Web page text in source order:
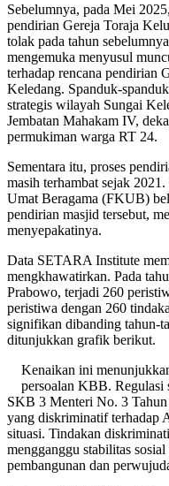
Sebelumnya, pada Mei
pendirian Gereja Toraja
tolak pada tahun
mengemuka menyusul
terhadap rencana pendirian
Keledang. Spanduk-
strategis wilayah Sungai
Jembatan Mahakam IV,
permukiman warga RT 24.
Sementara itu, proses
masih terhambat sejak
Umat Beragama (FKUB)
pendirian masjid tersebut,
menyepakatinya.
Data SETARA Institute
mengkhawatirkan. Pada
Prabowo, terjadi 260
peristiwa dengan 260
signifikan dibanding tahun-
ditunjukkan grafik berikut.
Kenaikan ini
persoalan KBB. Regulasi
SKB 3 Menteri No. 3 Tahun
yang diskriminatif terhadap
situasi. Tindakan
mengganggu stabilitas
pembangunan dan